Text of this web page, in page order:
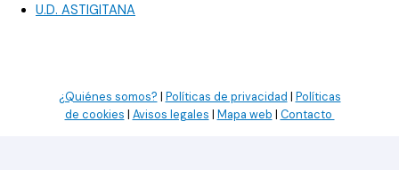
U.D. ASTIGITANA
¿Quiénes somos? | Políticas de privacidad | Políticas
de cookies | Avisos legales | Mapa web | Contacto